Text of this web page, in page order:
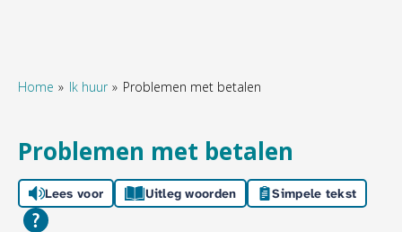
Naar hoofdinhoud
Naar hoofdnavigatiemenu
Naar zoeken
Home Ik huur Problemen met betalen
Problemen met betalen
Lees voor Uitleg woorden Simpele tekst